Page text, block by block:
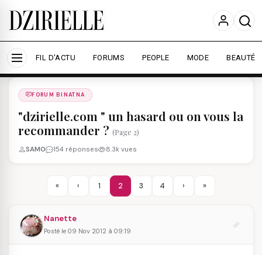
Nous utilisons des cookies pour améliorer votre
expérience et mesurer l'audience.
En savoir plus
Accepter tout Personnaliser
FIL D'ACTU FORUMS PEOPLE MODE BEAUTÉ
Forums
FORUM BINATNA
"dzirielle.com " un hasard ou on vous la
recommander ? (Page 2)
SAMO 154 réponses 8.3k vues
« ‹ 1 2 3 4 › »
Nanette
Posté le 09 Nov 2012 à 09:19